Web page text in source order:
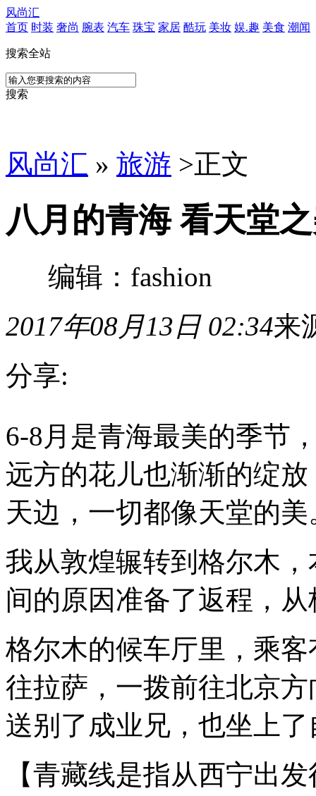
风尚汇
首页 时装 奢尚 腕表 汽车 珠宝 家居 酷玩 美妆 娱.趣 美食 潮闻
搜索全站
搜索
风尚汇 » 旅游 >正文
八月的青海 看天堂
编辑：fashion
2017年08月13日 02:34来
分享:
8
月
青
海
最
美
的
节，
草
儿
绿
了，
羊
肆
意
的
漫
步，
远
6-8月是青海最美的季节
远方的花儿也渐渐的绽
天边，一切都像天堂的美
我从敦煌辗转到格尔木
间的原因准备了返程，
格尔木的候车厅里，乘
往拉萨，一拨前往北京
送别了成业兄，也坐上
【青藏线是指从西宁出